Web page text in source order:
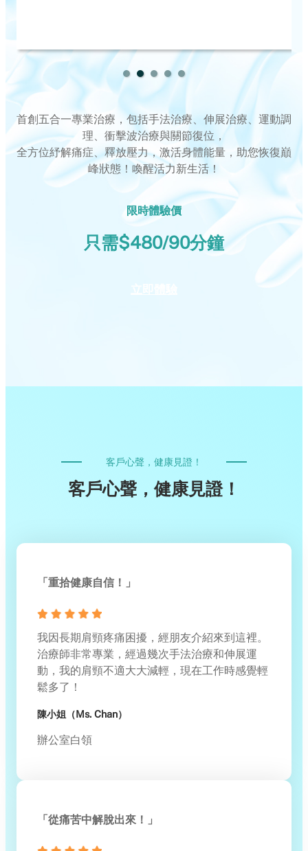
首創五合一專業治療，包括手法治療、伸展治療、運動調
理、衝擊波治療與關節復位，
全方位紓解痛症、釋放壓力，激活身體能量，助您恢復巔
峰狀態！喚醒活力新生活！
限時體驗價
只需$480/90分鐘
客戶心聲，健康見證！
客戶心聲，健康見證！
「重拾健康自信！」
我因長期肩頸疼痛困擾，經朋友介紹來到這裡。
治療師非常專業，經過幾次手法治療和伸展運
動，我的肩頸不適大大減輕，現在工作時感覺輕
鬆多了！
陳小姐（Ms. Chan）
辦公室白領
「從痛苦中解脫出來！」